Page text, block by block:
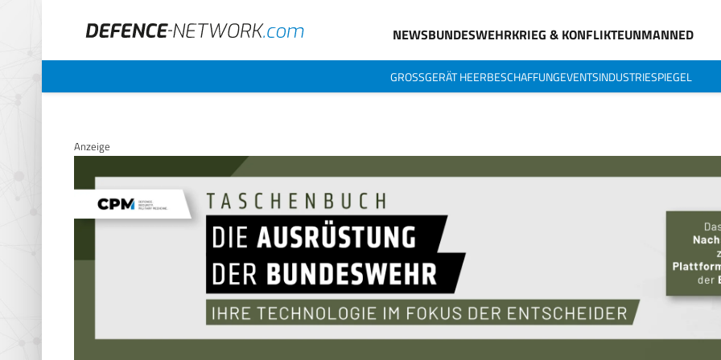
NEWSBUNDESWEHRKRIEG & KONFLIKTEUNMANNED
GROSSGERÄT HEERBESCHAFFUNGEVENTSINDUSTRIESPIEGEL
Anzeige